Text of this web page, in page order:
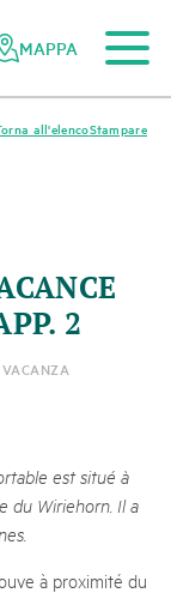
MAPPA
Stampare
all'elenco
2
est situé à
du Wiriehorn. Il a
à proximité du